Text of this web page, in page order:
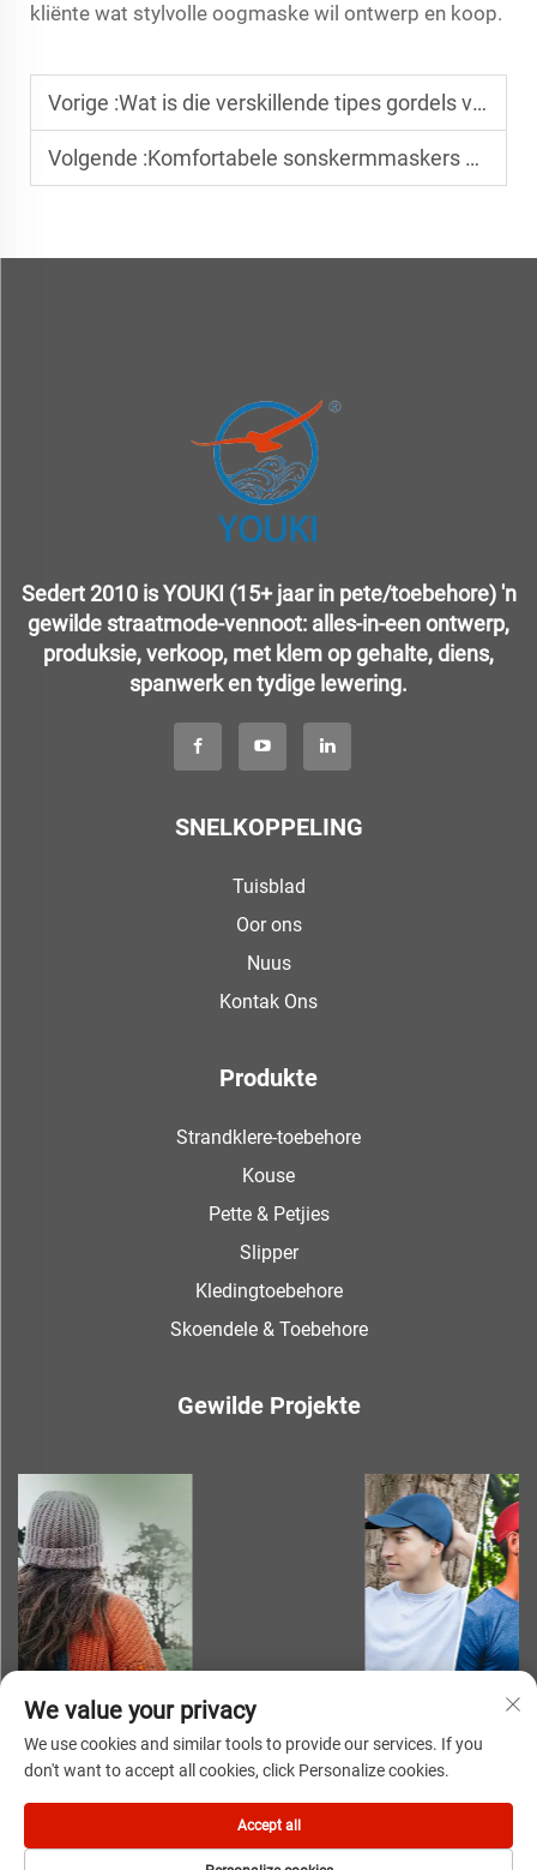
kliënte wat stylvolle oogmaske wil ontwerp en koop.
Vorige :Wat is die verskillende tipes gordels vir mans en vroue?
Volgende :Komfortabele sonskermmaskers vir daglankdra
Sedert 2010 is YOUKI (15+ jaar in pete/toebehore) 'n
gewilde straatmode-vennoot: alles-in-een ontwerp,
produksie, verkoop, met klem op gehalte, diens,
spanwerk en tydige lewering.
SNELKOPPELING
Tuisblad
Oor ons
Nuus
Kontak Ons
Produkte
Strandklere-toebehore
Kouse
Pette & Petjies
Slipper
Kledingtoebehore
Skoendele & Toebehore
Gewilde Projekte
Kopiereg © 2025 deur NINGBO YOUKI UNITE IMP & EXP
CO.,LTD
We value your privacy
We use cookies and similar tools to provide our services. If you
don't want to accept all cookies, click Personalize cookies.
Accept all